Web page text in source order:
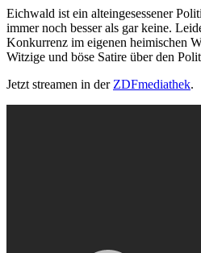
Eichwald ist ein alteingesessener
immer noch besser als gar keine.
Konkurrenz im eigenen heimischen
Witzige und böse Satire über den
Jetzt streamen in der ZDFmediathek.